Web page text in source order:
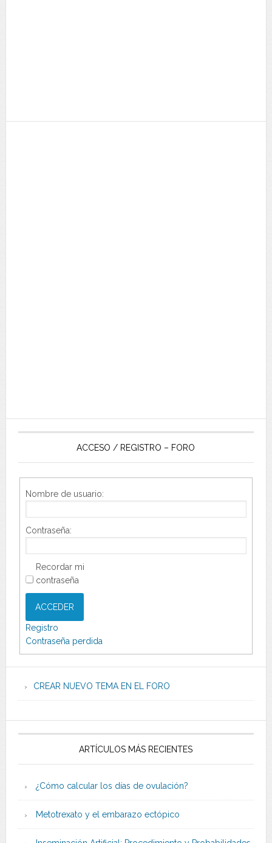
ACCESO / REGISTRO – FORO
Nombre de usuario:
Contraseña:
Recordar mi
contraseña
ACCEDER
Registro
Contraseña perdida
CREAR NUEVO TEMA EN EL FORO
ARTÍCULOS MÁS RECIENTES
¿Cómo calcular los días de ovulación?
Metotrexato y el embarazo ectópico